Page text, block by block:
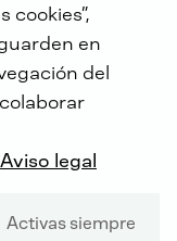
cookies”,
en
del
Aviso legal
Activas siempre